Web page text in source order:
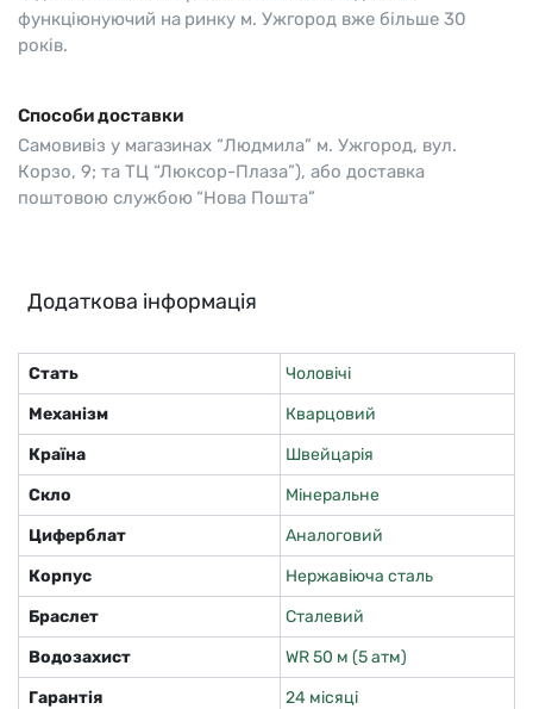
функціюнуючий на ринку м. Ужгород вже більше 30
років.
Способи доставки
Самовивіз у магазинах “Людмила” м. Ужгород, вул.
Корзо, 9; та ТЦ “Люксор-Плаза”), або доставка
поштовою службою “Нова Пошта”
Додаткова інформація
Стать
Чоловічі
Механізм
Кварцовий
Країна
Швейцарія
Скло
Мінеральне
Циферблат
Аналоговий
Корпус
Нержавіюча сталь
Браслет
Сталевий
Водозахист
WR 50 м (5 атм)
Гарантія
24 місяці